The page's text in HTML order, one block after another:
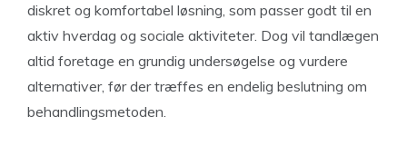
diskret og komfortabel løsning, som passer godt til en
aktiv hverdag og sociale aktiviteter. Dog vil tandlægen
altid foretage en grundig undersøgelse og vurdere
alternativer, før der træffes en endelig beslutning om
behandlingsmetoden.